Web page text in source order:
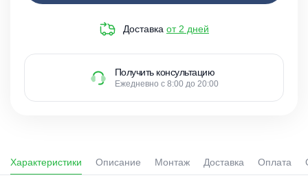
Доставка от 2 дней
Получить консультацию
Ежедневно с 8:00 до 20:00
Характеристики Описание Монтаж Доставка Оплата